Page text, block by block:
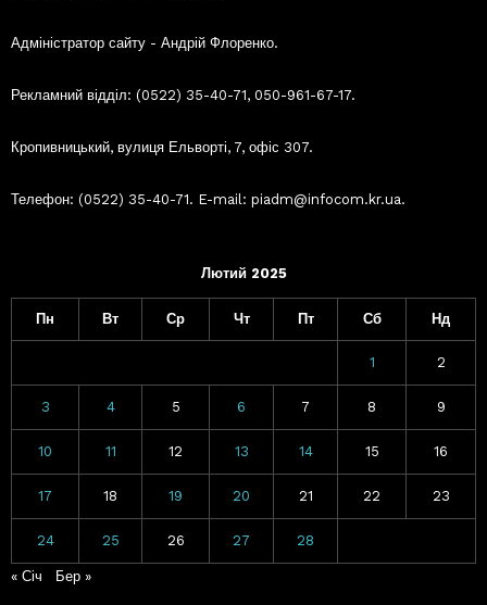
Адміністратор сайту - Андрій Флоренко.
Рекламний відділ: (0522) 35-40-71, 050-961-67-17.
Кропивницький, вулиця Ельворті, 7, офіс 307.
Телефон: (0522) 35-40-71. E-mail: piadm@infocom.kr.ua.
Лютий 2025
Пн Вт Ср Чт Пт Сб Нд
1 2
3 4 5 6 7 8 9
10 11 12 13 14 15 16
17 18 19 20 21 22 23
24 25 26 27 28
« Січ Бер »